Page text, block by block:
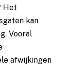
Het
kan
Vooral
afwijkingen